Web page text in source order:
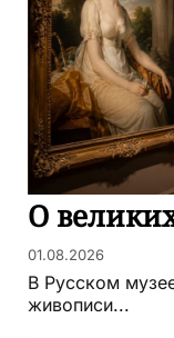
О
01.08.2026
В Русском
живописи...